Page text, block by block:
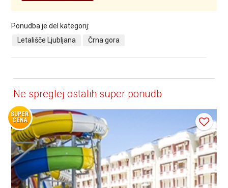
Ponudba je del kategorij:
Letališče Ljubljana
Črna gora
Ne spreglej ostalih super ponudb
SUPER
CENA